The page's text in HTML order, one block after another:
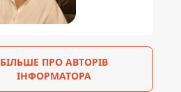
БІЛЬШЕ ПРО АВТОРІВ
ІНФОРМАТОРА